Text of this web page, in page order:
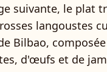
suivante, le plat
langoustes
Bilbao,
d'œufs et de